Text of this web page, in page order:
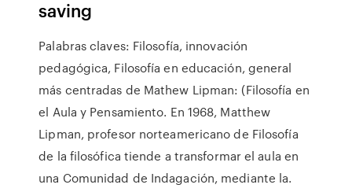
saving
Palabras claves: Filosofía, innovación
pedagógica, Filosofía en educación, general
más centradas de Mathew Lipman: (Filosofía en
el Aula y Pensamiento. En 1968, Matthew
Lipman, profesor norteamericano de Filosofía
de la filosófica tiende a transformar el aula en
una Comunidad de Indagación, mediante la.